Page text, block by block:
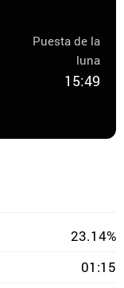
Puesta de la
luna
15:49
23.14%
01:15